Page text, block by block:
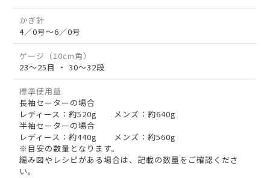
かぎ針
4／0号～6／0号
ゲージ（10cm角）
23～25目 ・ 30～32段
標準使用量
長袖セーターの場合
レディース：約520g メンズ：約640g
半袖セーターの場合
レディース：約440g メンズ：約560g
※目安の数量となります。
編み図やレシピがある場合は、記載の数量をご確認くださ
い。